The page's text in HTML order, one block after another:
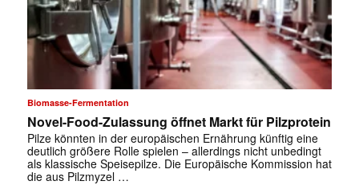
Biomasse-Fermentation
Novel-Food-Zulassung öffnet Markt für Pilzprotein
Pilze könnten in der europäischen Ernährung künftig eine
deutlich größere Rolle spielen – allerdings nicht unbedingt
als klassische Speisepilze. Die Europäische Kommission hat
die aus Pilzmyzel …